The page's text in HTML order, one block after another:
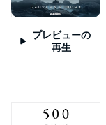
プレビューの
再生